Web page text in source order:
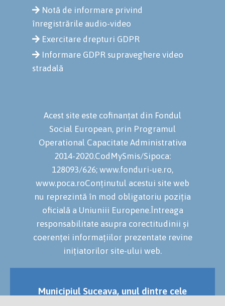
Notă de informare privind
înregistrările audio-video
Exercitare drepturi GDPR
Informare GDPR supraveghere video
stradală
Acest site este cofinanțat din Fondul
Social European, prin Programul
Operational Capacitate Administrativa
2014-2020.CodMySmis/Sipoca:
128093/626; www.fonduri-ue.ro,
www.poca.roConținutul acestui site web
nu reprezintă în mod obligatoriu poziția
oficială a Uniuniii Europene.Întreaga
responsabilitate asupra corectitudinii și
coerenței informațiilor prezentate revine
inițiatorilor site-ului web.
Municipiul Suceava, unul dintre cele